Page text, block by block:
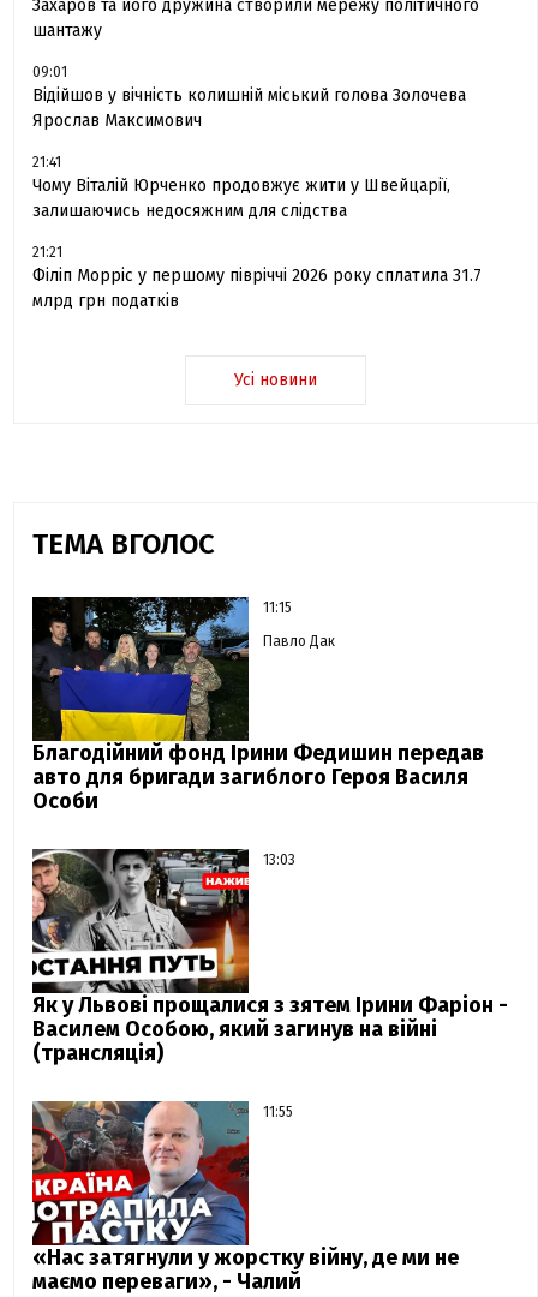
Захаров та його дружина створили мережу політичного
шантажу
09:01
Відійшов у вічність колишній міський голова Золочева
Ярослав Максимович
21:41
Чому Віталій Юрченко продовжує жити у Швейцарії,
залишаючись недосяжним для слідства
21:21
Філіп Морріс у першому півріччі 2026 року сплатила 31.7
млрд грн податків
Усі новини
ТЕМА ВГОЛОС
11:15
Павло Дак
Благодійний фонд Ірини Федишин передав
авто для бригади загиблого Героя Василя
Особи
13:03
Як у Львові прощалися з зятем Ірини Фаріон -
Василем Особою, який загинув на війні
(трансляція)
11:55
«Нас затягнули у жорстку війну, де ми не
маємо переваги», - Чалий